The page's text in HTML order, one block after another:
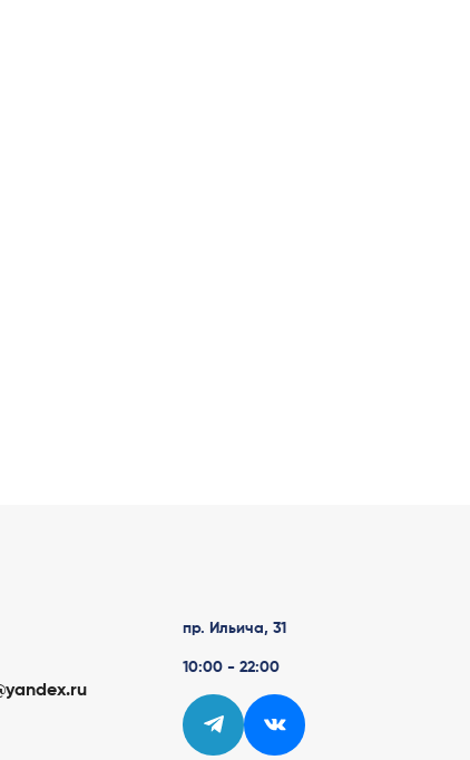
пр. Ильича, 31
10:00 - 22:00